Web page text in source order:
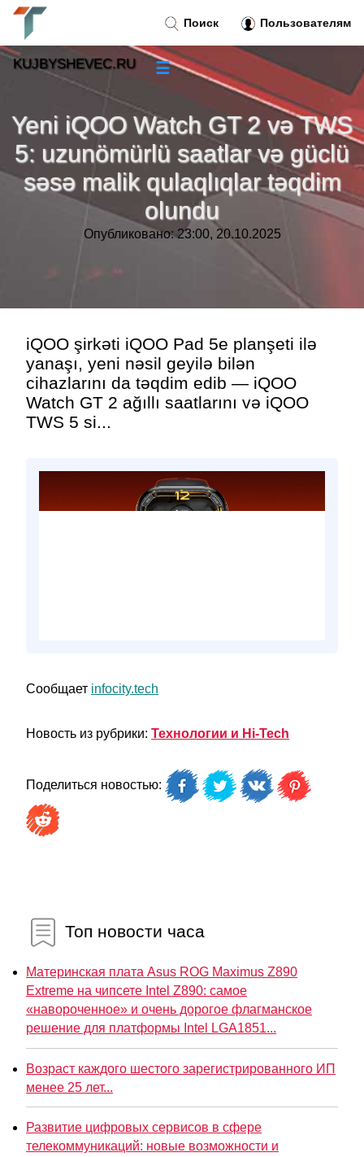
Yeni iQOO Watch GT 2 və TWS
5: uzunömürlü saatlar və güclü
səsə malik qulaqlıqlar təqdim
olundu
Опубликовано: 23:00, 20.10.2025
iQOO şirkəti iQOO Pad 5e planşeti ilə
yanaşı, yeni nəsil geyilə bilən
cihazlarını da təqdim edib — iQOO
Watch GT 2 ağıllı saatlarını və iQOO
TWS 5 si...
Сообщает infocity.tech
Новость из рубрики: Технологии и Hi-Tech
Поделиться новостью:
Топ новости часа
Материнская плата Asus ROG Maximus Z890
Extreme на чипсете Intel Z890: самое
«навороченное» и очень дорогое флагманское
решение для платформы Intel LGA1851...
Возраст каждого шестого зарегистрированного ИП
менее 25 лет...
Развитие цифровых сервисов в сфере
телекоммуникаций: новые возможности и
Поиск Пользователям
KUJBYSHEVEC.RU ☰
Новости
Тренды новостей »
Рубрики »
»